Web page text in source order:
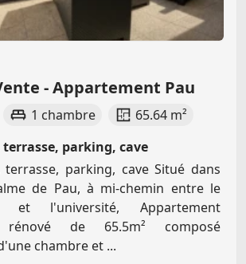
- Appartement Pau
1 chambre
65.64 m²
terrasse, parking, cave
terrasse, parking, cave Situé dans
de Pau, à mi-chemin entre le
et l'université, Appartement
rénové de 65.5m² composé
chambre et ...